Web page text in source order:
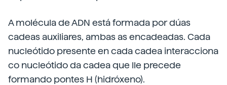
A molécula de ADN está formada por dúas
cadeas auxiliares, ambas as encadeadas. Cada
nucleótido presente en cada cadea interacciona
co nucleótido da cadea que lle precede
formando pontes H (hidróxeno).